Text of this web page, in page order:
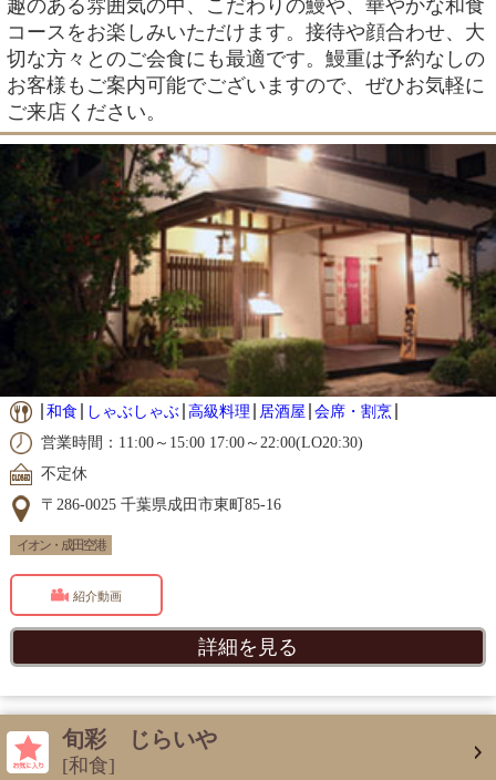
趣のある雰囲気の中、こだわりの鰻や、華やかな和食
コースをお楽しみいただけます。接待や顔合わせ、大
切な方々とのご会食にも最適です。鰻重は予約なしの
お客様もご案内可能でございますので、ぜひお気軽に
ご来店ください。
和食 しゃぶしゃぶ 高級料理 居酒屋 会席・割烹
営業時間：11:00～15:00 17:00～22:00(LO20:30)
不定休
〒286-0025 千葉県成田市東町85-16
イオン・成田空港
紹介動画
詳細を見る
旬彩 じらいや
[和食]